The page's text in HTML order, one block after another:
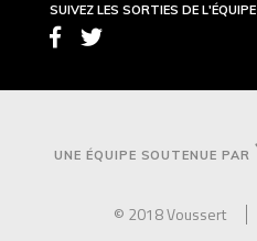
SUIVEZ LES SORTIES DE L'ÉQUIPE
UNE ÉQUIPE SOUTENUE PAR
© 2018 Voussert